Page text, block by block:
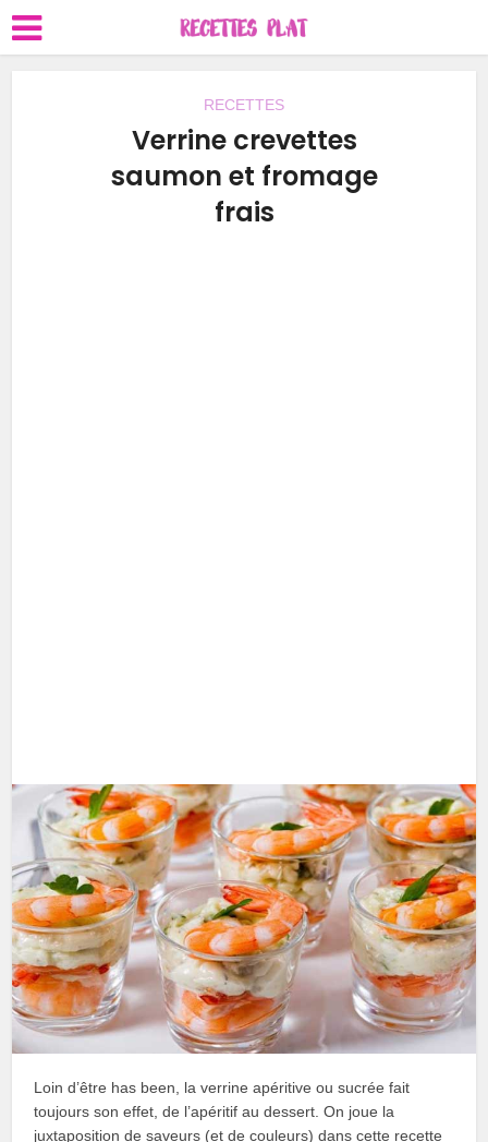
RECETTES
Verrine crevettes
saumon et fromage
frais
Loin d’être has been, la verrine apéritive ou sucrée fait
toujours son effet, de l’apéritif au dessert. On joue la
juxtaposition de saveurs (et de couleurs) dans cette recette